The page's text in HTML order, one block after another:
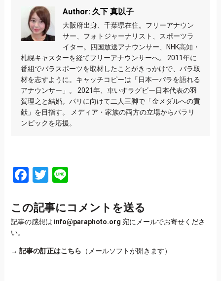
Author: 久下 真以子
大阪府出身、千葉県在住。フリーアナウン
サー、フォトジャーナリスト、スポーツラ
イター。四国放送アナウンサー、NHK高知・
札幌キャスターを経てフリーアナウンサーへ。 2011年に
番組でパラスポーツを取材したことがきっかけで、パラ取
材を志すように。キャッチコピーは「日本一パラを語れる
アナウンサー」。 2021年、車いすラグビー日本代表の羽
賀理之と結婚。パリに向けて二人三脚で「金メダルへの貢
献」を目指す。 メディア・家族の両方の立場からパラリ
ンピックを応援。
Facebook
Twitter
Line
この記事にコメントを送る
記事の感想は info@paraphoto.org 宛にメールでお寄せくださ
い。
→ 記事の訂正はこちら （メールソフトが開きます）